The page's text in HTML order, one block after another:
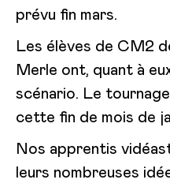
prévu fin mars.
Les élèves de CM2
Merle ont, quant à
scénario. Le
cette fin de mois de
Nos apprentis
leurs nombreuses